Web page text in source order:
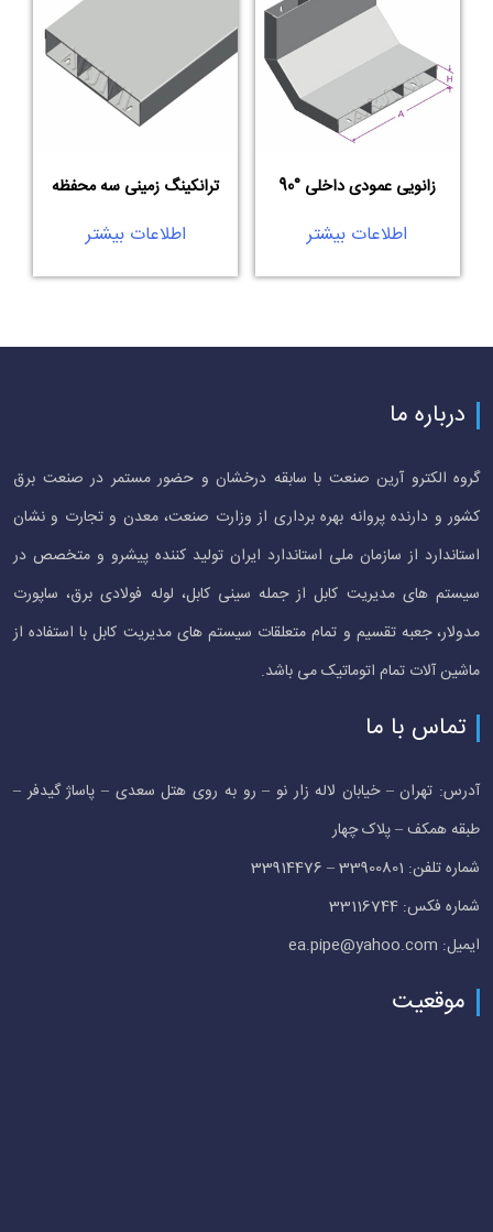
زانویی عمودی داخلی °90
اطلاعات بیشتر
ترانکینگ زمینی سه محفظه
اطلاعات بیشتر
درباره ما
گروه الکترو آرین صنعت با سابقه درخشان و حضور مستمر در صنعت برق
کشور و دارنده پروانه بهره برداری از وزارت صنعت، معدن و تجارت و نشان
استاندارد از سازمان ملی استاندارد ایران تولید کننده پیشرو و متخصص در
سیستم های مدیریت کابل از جمله سینی کابل، لوله فولادی برق، ساپورت
مدولار، جعبه تقسیم و تمام متعلقات سیستم های مدیریت کابل با استفاده از
ماشین آلات تمام اتوماتیک می باشد.
تماس با ما
آدرس: تهران – خیابان لاله زار نو – رو به روی هتل سعدی – پاساژ گیدفر –
طبقه همکف – پلاک چهار
شماره تلفن: 33900801 – 33914476
شماره فکس: 33116744
ایمیل: ea.pipe@yahoo.com
موقعیت